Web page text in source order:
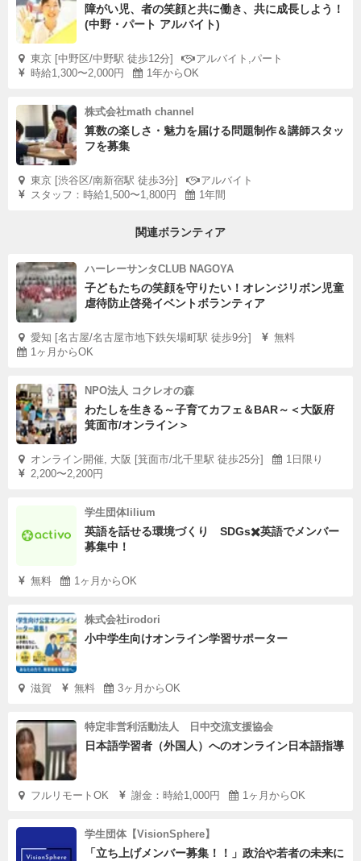
障がい児、者の笑顔と共に働き、共に成長しよう！
(中野・パート アルバイト)
東京 [中野区/中野駅 徒歩12分]
アルバイト,パート
時給1,300〜2,000円
1年からOK
株式会社math channel
算数の楽しさ・魅力を届ける問題制作＆講師スタッ
フを募集
東京 [渋谷区/南新宿駅 徒歩3分]
アルバイト
スタッフ：時給1,500〜1,800円
1年間
関連ボランティア
ハーレーサンタCLUB NAGOYA
子どもたちの笑顔を守りたい！オレンジリボン児童
虐待防止啓発イベントボランティア
愛知 [名古屋/名古屋市地下鉄矢場町駅 徒歩9分]
無料
1ヶ月からOK
NPO法人 コクレオの森
わたしを生きる～子育てカフェ＆BAR～＜大阪府
箕面市/オンライン＞
オンライン開催, 大阪 [箕面市/北千里駅 徒歩25分]
1日限り
2,200〜2,200円
学生団体lilium
英語を話せる環境づくり SDGs✖️英語でメンバー
募集中！
無料 1ヶ月からOK
株式会社irodori
小中学生向けオンライン学習サポーター
滋賀 無料 3ヶ月からOK
特定非営利活動法人 日中交流支援協会
日本語学習者（外国人）へのオンライン日本語指導
フルリモートOK 謝金：時給1,000円 1ヶ月からOK
学生団体【VisionSphere】
「立ち上げメンバー募集！！」政治や若者の未来に